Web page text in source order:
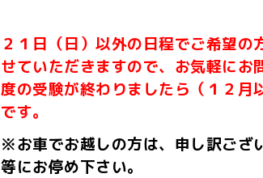
２１日（日）以外の日程でご希望
せていただきますので、お気軽にお
度の受験が終わりましたら（１２月
です。
※お車でお越しの方は、申し訳ござ
等にお停め下さい。